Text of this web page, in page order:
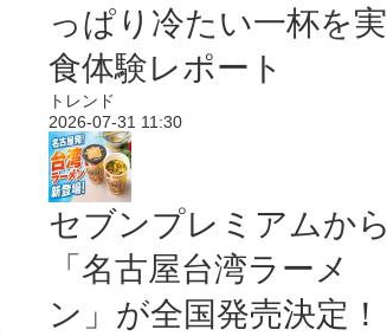
っぱり冷たい一杯を実
食体験レポート
トレンド
2026-07-31 11:30
セブンプレミアムから
「名古屋台湾ラーメ
ン」が全国発売決定！